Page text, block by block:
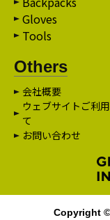
Gloves
Tools
Others
会社概要
ウェブサイトご利
て
お問い合わせ
Copyright